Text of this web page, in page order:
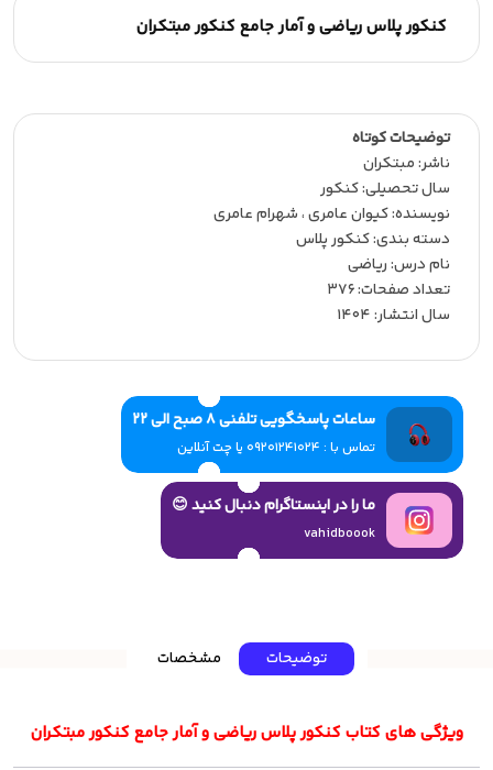
کنکور پلاس ریاضی و آمار جامع کنکور مبتکران
توضیحات کوتاه
ناشر:‌ مبتکران
سال تحصیلی:‌ کنکور
نویسنده:‌ کیوان عامری ، شهرام عامری
دسته بندی: کنکور پلاس
نام درس: ریاضی
تعداد صفحات:‌ 376
سال انتشار:‌ 1404
ساعات پاسخگویی تلفنی 8 صبح الی 22
تماس با : 09201241024 یا چت آنلاین
ما را در اینستاگرام دنبال کنید 😊
vahidboook
توضیحات مشخصات
ویژگی های کتاب کنکور پلاس ریاضی و آمار جامع کنکور مبتکران